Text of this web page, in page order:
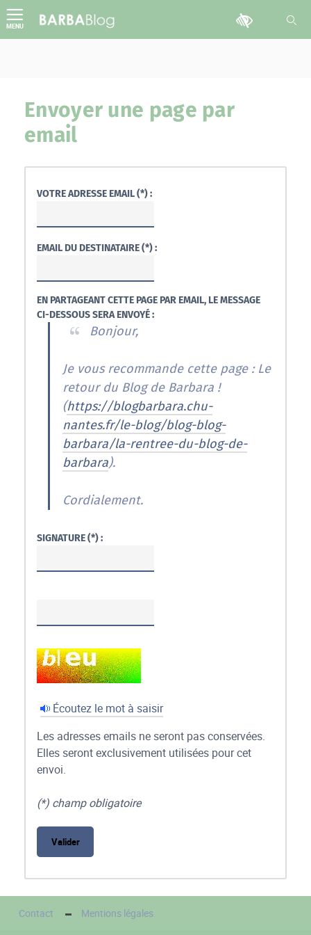
Aller
au
contenu
Outils
MENU
Envoyer une page par
email
VOTRE ADRESSE EMAIL (*) :
EMAIL DU DESTINATAIRE (*) :
EN PARTAGEANT CETTE PAGE PAR EMAIL, LE MESSAGE
CI-DESSOUS SERA ENVOYÉ :
Bonjour,
Je vous recommande cette page : Le
retour du Blog de Barbara !
(https://blogbarbara.chu-
nantes.fr/le-blog/blog-blog-
barbara/la-rentree-du-blog-de-
barbara).
Cordialement.
SIGNATURE (*) :
Écoutez le mot à saisir
Les adresses emails ne seront pas conservées.
Elles seront exclusivement utilisées pour cet
envoi.
(*) champ obligatoire
Contact Mentions légales